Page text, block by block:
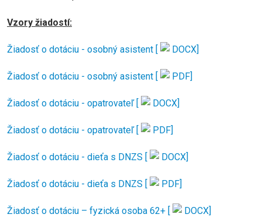
Vzory žiadostí:
Žiadosť o dotáciu - osobný asistent [ DOCX]
Žiadosť o dotáciu - osobný asistent [ PDF]
Žiadosť o dotáciu - opatrovateľ [ DOCX]
Žiadosť o dotáciu - opatrovateľ [ PDF]
Žiadosť o dotáciu - dieťa s DNZS [ DOCX]
Žiadosť o dotáciu - dieťa s DNZS [ PDF]
Žiadosť o dotáciu – fyzická osoba 62+ [ DOCX]